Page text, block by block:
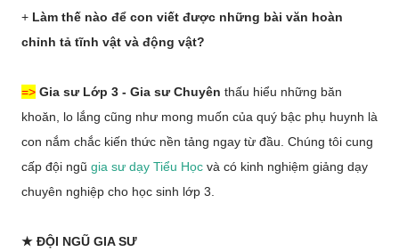
+ Làm thế nào để con viết được những bài văn hoàn
chỉnh tả tĩnh vật và động vật?
=> Gia sư Lớp 3 - Gia sư Chuyên thấu hiểu những băn
khoăn, lo lắng cũng như mong muốn của quý bậc phụ huynh là
con nắm chắc kiến thức nền tảng ngay từ đầu. Chúng tôi cung
cấp đội ngũ gia sư dạy Tiểu Học và có kinh nghiệm giảng dạy
chuyên nghiệp cho học sinh lớp 3.
★ ĐỘI NGŨ GIA SƯ